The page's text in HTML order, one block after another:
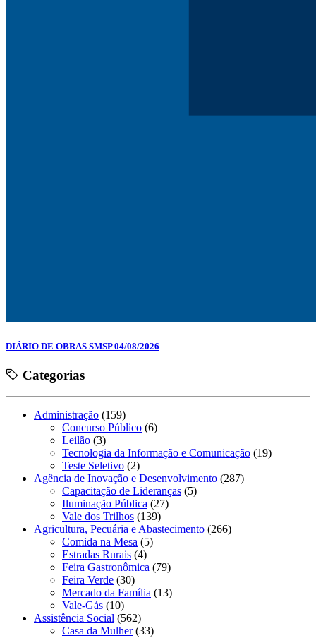
DIÁRIO DE OBRAS SMSP 04/08/2026
Categorias
Administração (159)
Concurso Público (6)
Leilão (3)
Tecnologia da Informação e Comunicação (19)
Teste Seletivo (2)
Agência de Inovação e Desenvolvimento (287)
Capacitação de Lideranças (5)
Iluminação Pública (27)
Vale dos Trilhos (139)
Agricultura, Pecuária e Abastecimento (266)
Comida na Mesa (5)
Estradas Rurais (4)
Feira Gastronômica (79)
Feira Verde (30)
Mercado da Família (13)
Vale-Gás (10)
Assistência Social (562)
Casa da Mulher(33)